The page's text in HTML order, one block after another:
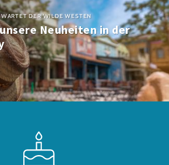
DER WILDE WESTEN
Neuheiten in der